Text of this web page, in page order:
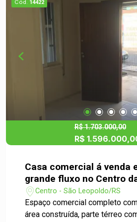
Cód. 14422
R$ 1.703.000,00
R$
Casa comercial á venda
grande fluxo no Centro
Centro - São Leopoldo/RS
Espaço comercial completo
área construída, parte térreo